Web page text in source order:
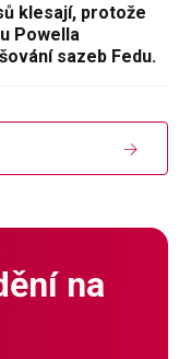
klesají, protože
Powella
sazeb Fedu.
na